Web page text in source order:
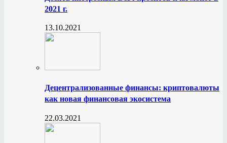
2021 г.
13.10.2021
Децентрализованные финансы: криптовалюты
как новая финансовая экосистема
22.03.2021